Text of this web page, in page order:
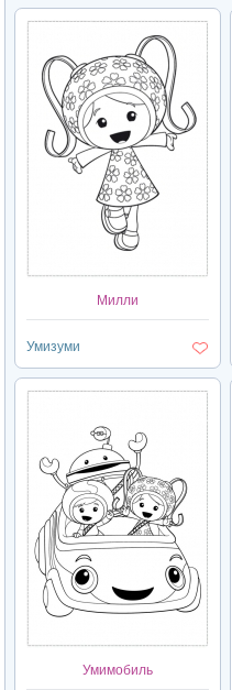
Милли
Умизуми
Умимобиль